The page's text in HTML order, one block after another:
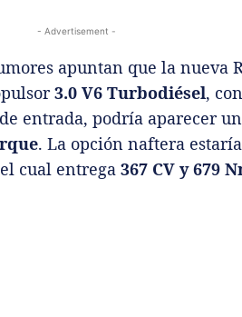
- Advertisement -
apuntan que la nueva
3.0 V6 Turbodiésel,
entrada, podría aparecer un
. La opción naftera
cual entrega 367 CV y 679